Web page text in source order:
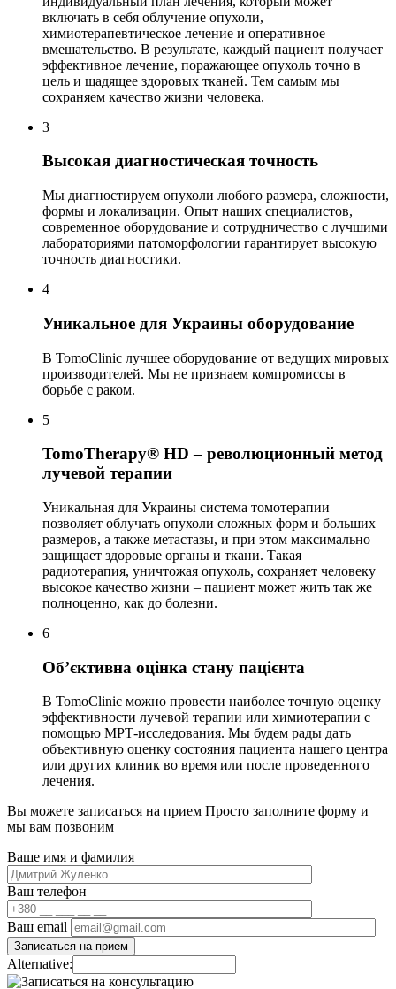
включать в себя облучение опухоли,
химиотерапевтическое лечение и оперативное
вмешательство. В результате, каждый пациент получает
эффективное лечение, поражающее опухоль точно в
цель и щадящее здоровых тканей. Тем самым мы
сохраняем качество жизни человека.
3
Высокая диагностическая точность
Мы диагностируем опухоли любого размера, сложности,
формы и локализации. Опыт наших специалистов,
современное оборудование и сотрудничество с лучшими
лабораториями патоморфологии гарантирует высокую
точность диагностики.
4
Уникальное для Украины оборудование
В TomoClinic лучшее оборудование от ведущих мировых
производителей. Мы не признаем компромиссы в
борьбе с раком.
5
TomoTherapy® HD – революционный метод
лучевой терапии
Уникальная для Украины система томотерапии
позволяет облучать опухоли сложных форм и больших
размеров, а также метастазы, и при этом максимально
защищает здоровые органы и ткани. Такая
радиотерапия, уничтожая опухоль, сохраняет человеку
высокое качество жизни – пациент может жить так же
полноценно, как до болезни.
6
Об’єктивна оцінка стану пацієнта
В TomoClinic можно провести наиболее точную оценку
эффективности лучевой терапии или химиотерапии с
помощью МРТ-исследования. Мы будем рады дать
объективную оценку состояния пациента нашего центра
или других клиник во время или после проведенного
лечения.
Вы можете записаться на прием Просто заполните форму и
мы вам позвоним
Ваше имя и фамилия
Ваш телефон
Ваш email
Alternative: